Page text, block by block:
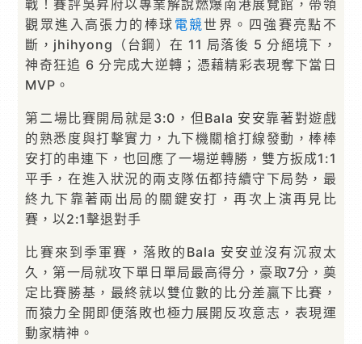
戰！賽評吳昇府以專業解說燃爆南港展覽館，帶領
觀眾進入高張力的棒球 電競世界。四強賽亮點不
斷，jhihyong（台鋼）在 11 局落後 5 分絕境下，
神奇狂追 6 分完成大逆轉；憑藉精彩表現奪下當日
MVP。
第二場比賽開局就是3:0，但Bala 安安靠著對遊戲
的熟悉度與打擊實力，九下機關槍打線發動，棒棒
安打的串連下，也回應了一場逆轉勝，雙方扳成1:1
平手，在進入狀況的兩支隊伍都持續守下局勢，最
終九下靠著兩出局的關鍵安打，再次上演再見比
賽，以2:1擊退對手
比賽來到季軍賽，落敗的Bala 安安並沒有沉寂太
久，第一局就攻下單日單局最高得分，豪取7分，奠
定比賽勝基，最終就以雙位數的比分差贏下比賽，
而猿力全開即便落敗也極力展開反攻意志，表現運
動家精神。